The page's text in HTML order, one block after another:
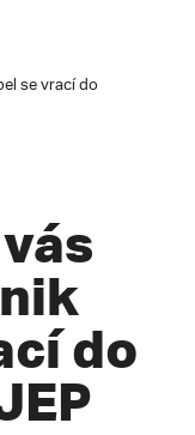
se vrací do
do